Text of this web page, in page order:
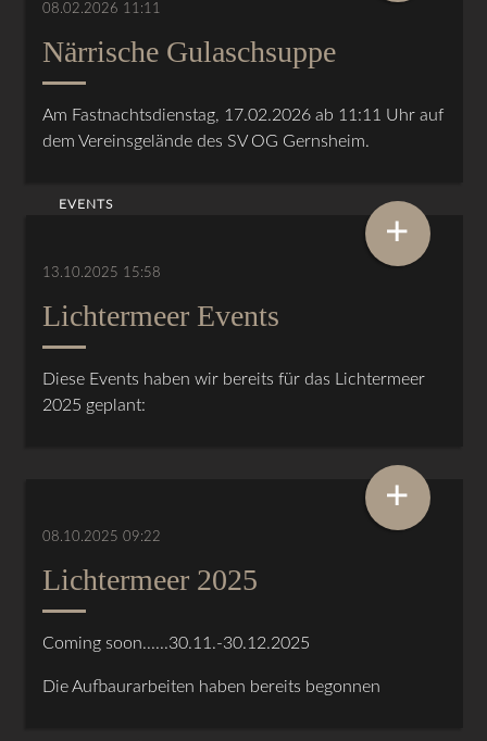
08.02.2026 11:11
Närrische Gulaschsuppe
Am Fastnachtsdienstag, 17.02.2026 ab 11:11 Uhr auf
dem Vereinsgelände des SV OG Gernsheim.
EVENTS
13.10.2025 15:58
Lichtermeer Events
Diese Events haben wir bereits für das Lichtermeer
2025 geplant:
+
08.10.2025 09:22
Lichtermeer 2025
Coming soon......30.11.-30.12.2025
Die Aufbaurarbeiten haben bereits begonnen
+